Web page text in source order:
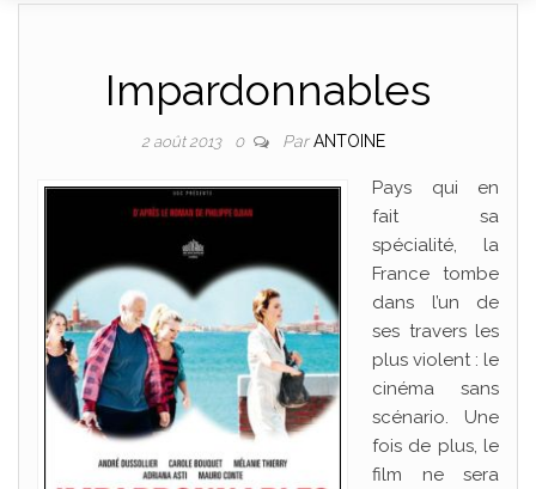
Impardonnables
2 août 2013 0 ParANTOINE
Pays qui en
fait sa
spécialité, la
France tombe
dans l’un de
ses travers les
plus violent : le
cinéma sans
scénario. Une
fois de plus, le
film ne sera